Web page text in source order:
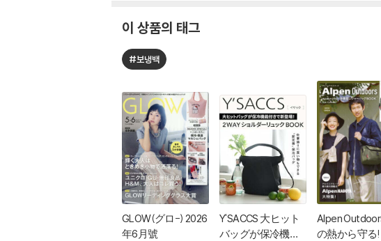
이 상품의 태그
#보냉백
GLOW(グロ-) 2026
年6月號
Y'SACCS 大ヒット
バッグが保冷機能
Alpen
の熱から守る!